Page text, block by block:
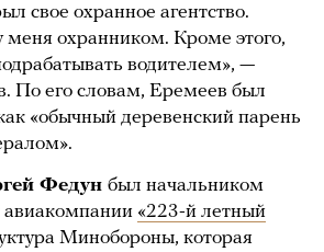
свое охранное агентство.
меня охранником. Кроме этого,
водителем», —
По его словам, Еремеев был
«обычный деревенский парень
Федун был начальником
авиакомпании «223-й летный
Минобороны, которая